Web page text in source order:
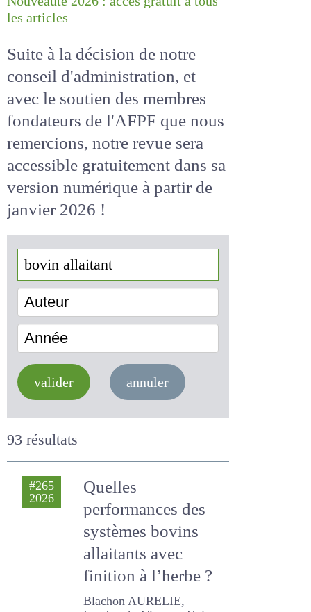
Nouveauté 2026 : accès gratuit à
Suite à la décision de notre
conseil d'administration, et
avec le soutien des membres
fondateurs de l'AFPF que nous
remercions, notre revue sera
accessiblegratuitementdans
sa version numérique
de janvier 2026 !
Auteur
valider annuler
93 résultats
#265
Quelles
performances des
systèmes bovins
allaitants avec
finition à l’herbe ?